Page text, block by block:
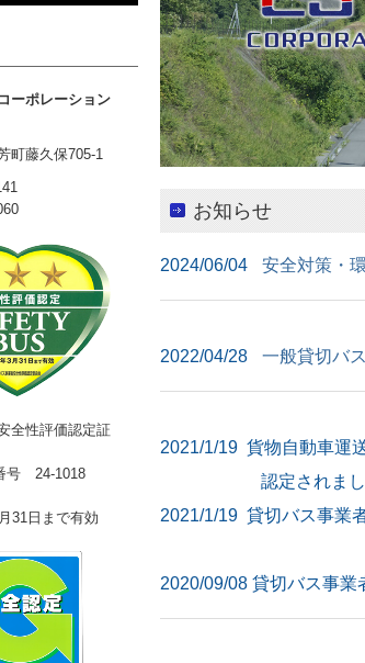
ーポレーション
町藤久保705-1
全性評価認定証
号 24-1018
31日まで有効
お知らせ
2024/06/04 安全対策・
2022/04/28 一般貸切バ
2021/1/19 貨物自動車運
認定されました。
2021/1/19 貸切バス事業
認定番号 20-
2020/09/08 貸切バス事業